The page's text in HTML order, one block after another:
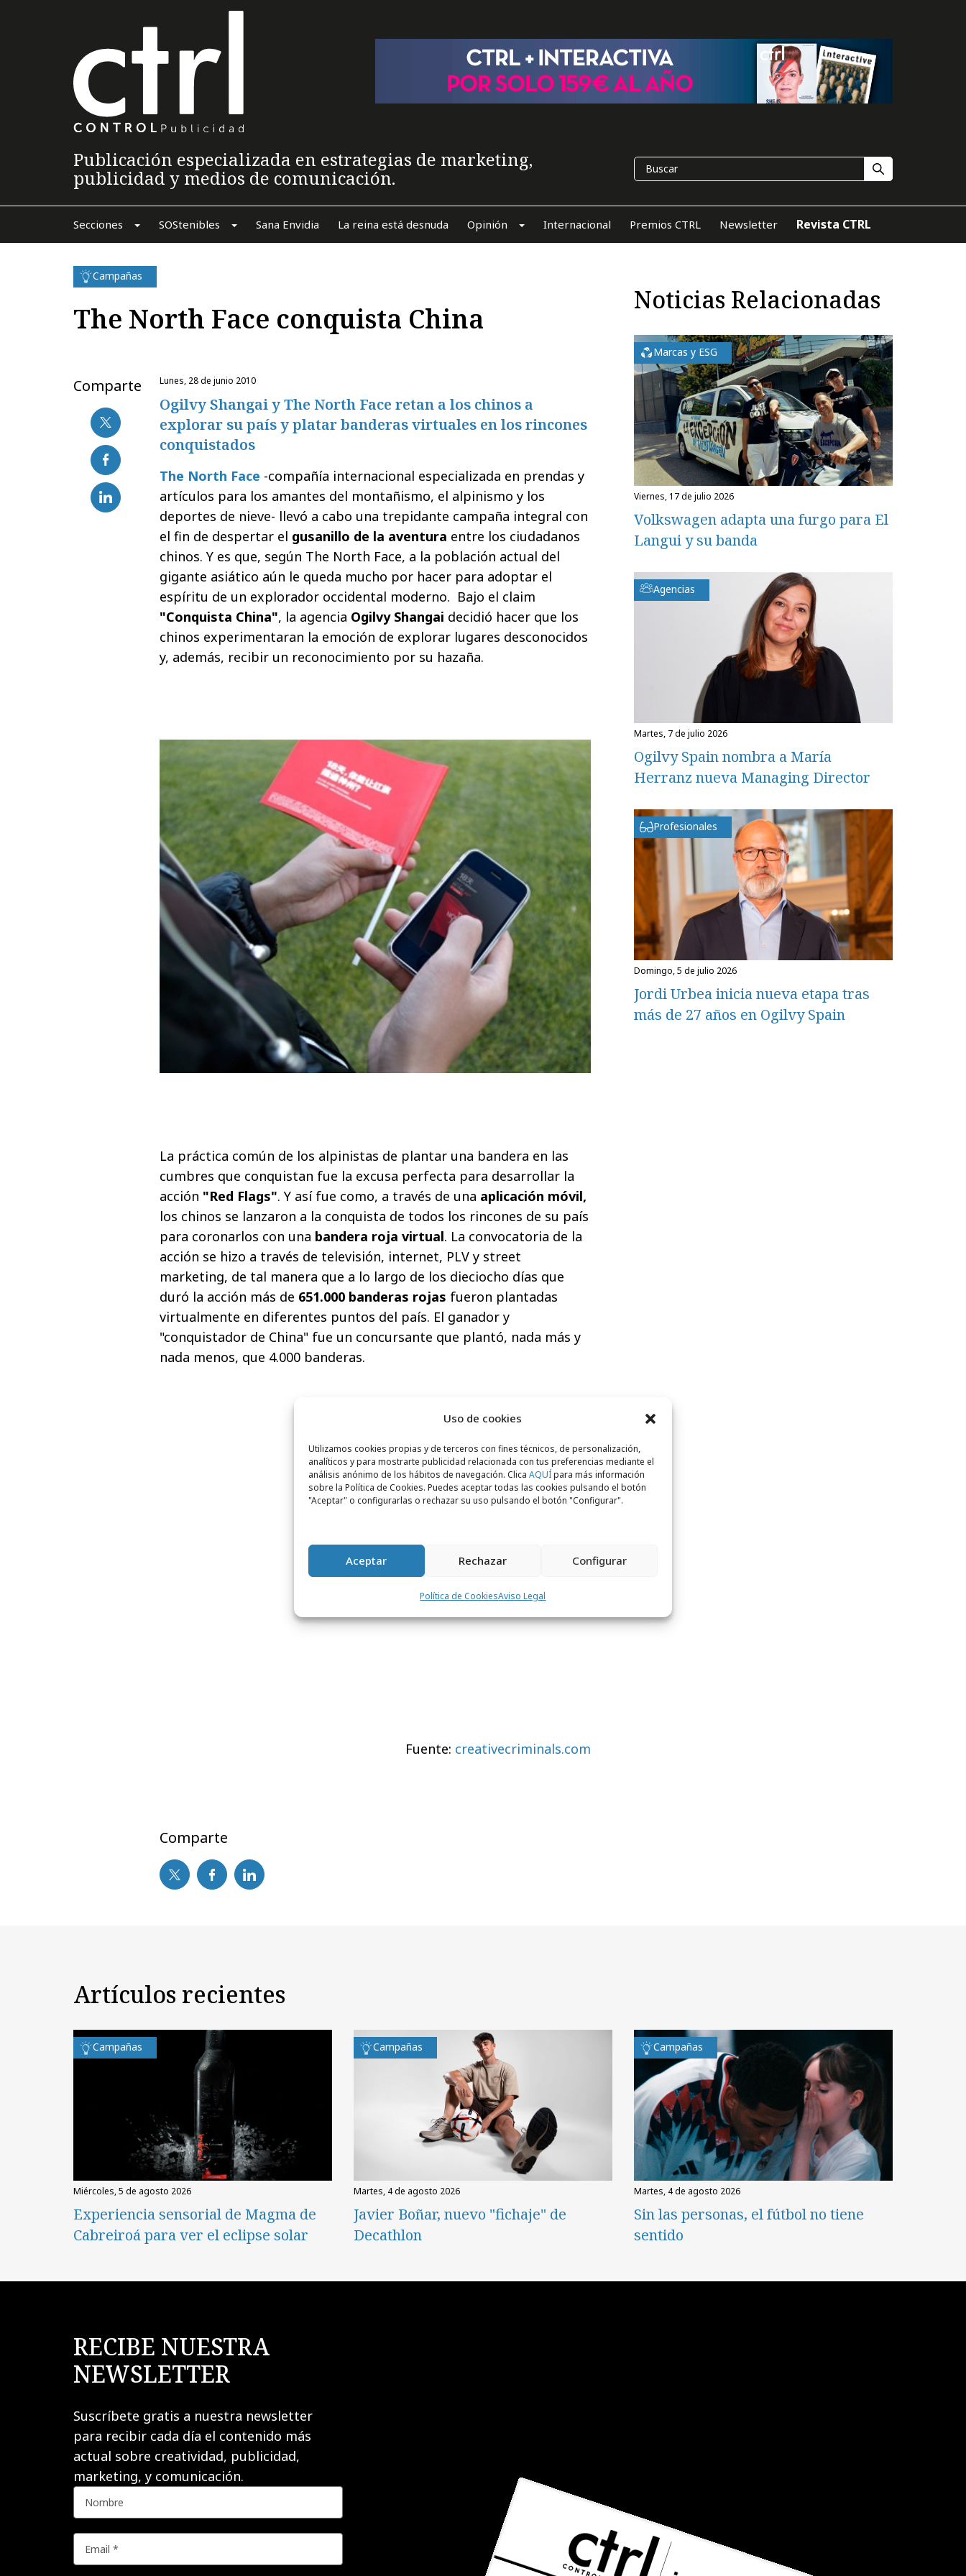
Uso de cookies
Utilizamos cookies propias y de terceros con fines técnicos, de personalización,
analíticos y para mostrarte publicidad relacionada con tus preferencias mediante el
análisis anónimo de los hábitos de navegación. Clica AQUÍpara más información
sobre la Política de Cookies. Puedes aceptar todas las cookies pulsando el botón
"Aceptar" o configurarlas o rechazar su uso pulsando el botón "Configurar".
Aceptar Rechazar Configurar
Política de CookiesAviso Legal
Publicación especializada en estrategias de marketing,
publicidad y medios de comunicación.
Secciones SOStenibles Sana Envidia La reina está desnuda Opinión Internacional Premios CTRL Newsletter Revista CTRL
Campañas
The North Face conquista China
Comparte lunes, 28 de junio 2010
Ogilvy Shangai y The North Face retan a los chinos a
explorar su país y platar banderas virtuales en los rincones
conquistados
The North Face -compañía internacional especializada en prendas y
artículos para los amantes del montañismo, el alpinismo y los
deportes de nieve- llevó a cabo una trepidante campaña integral con
el fin de despertar el gusanillo de la aventura entre los ciudadanos
chinos. Y es que, según The North Face, a la población actual del
gigante asiático aún le queda mucho por hacer para adoptar el
espíritu de un explorador occidental moderno. Bajo el claim
"Conquista China", la agencia Ogilvy Shangai decidió hacer que los
chinos experimentaran la emoción de explorar lugares desconocidos
y, además, recibir un reconocimiento por su hazaña.
La práctica común de los alpinistas de plantar una bandera en las
cumbres que conquistan fue la excusa perfecta para desarrollar la
acción "Red Flags". Y así fue como, a través de una aplicación móvil,
los chinos se lanzaron a la conquista de todos los rincones de su país
para coronarlos con una bandera roja virtual. La convocatoria de la
acción se hizo a través de televisión, internet, PLV y street
marketing, de tal manera que a lo largo de los dieciocho días que
duró la acción más de 651.000 banderas rojas fueron plantadas
virtualmente en diferentes puntos del país. El ganador y
"conquistador de China" fue un concursante que plantó, nada más y
nada menos, que 4.000 banderas.
Fuente: creativecriminals.com
Comparte
Noticias Relacionadas
Marcas y ESG
viernes, 17 de julio 2026
Volkswagen adapta una furgo para El
Langui y su banda
Agencias
martes, 7 de julio 2026
Ogilvy Spain nombra a María
Herranz nueva Managing Director
Profesionales
domingo, 5 de julio 2026
Jordi Urbea inicia nueva etapa tras
más de 27 años en Ogilvy Spain
Artículos recientes
Campañas
miércoles, 5 de agosto 2026
Experiencia sensorial de Magma de
Cabreiroá para ver el eclipse solar
Campañas
martes, 4 de agosto 2026
Javier Boñar, nuevo "fichaje" de
Decathlon
Campañas
martes, 4 de agosto 2026
Sin las personas, el fútbol no tiene
sentido
RECIBE NUESTRA
NEWSLETTER
Suscríbete gratis a nuestra newsletter
para recibir cada día el contenido más
actual sobre creatividad, publicidad,
marketing, y comunicación.